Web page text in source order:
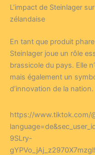
L’impact de Steinlager
zélandaise
En tant que produit
Steinlager joue un rôle
brassicole du pays. Elle
mais également un
d’innovation de la nation.
https://www.tiktok.com/
9SLry-